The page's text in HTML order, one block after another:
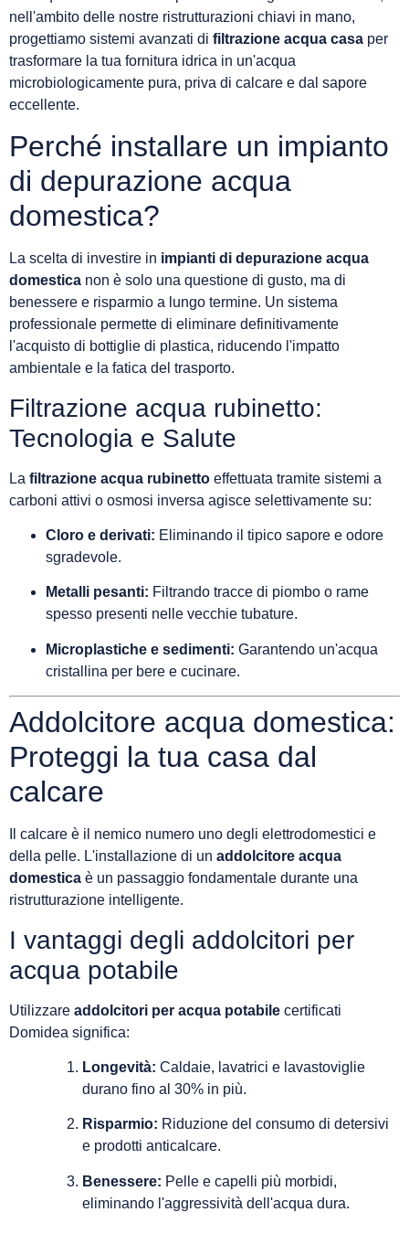
nell'ambito delle nostre ristrutturazioni chiavi in mano,
progettiamo sistemi avanzati di filtrazione acqua casa per
trasformare la tua fornitura idrica in un'acqua
microbiologicamente pura, priva di calcare e dal sapore
eccellente.
Perché installare un impianto
di depurazione acqua
domestica?
La scelta di investire in impianti di depurazione acqua
domestica non è solo una questione di gusto, ma di
benessere e risparmio a lungo termine. Un sistema
professionale permette di eliminare definitivamente
l'acquisto di bottiglie di plastica, riducendo l'impatto
ambientale e la fatica del trasporto.
Filtrazione acqua rubinetto:
Tecnologia e Salute
La filtrazione acqua rubinetto effettuata tramite sistemi a
carboni attivi o osmosi inversa agisce selettivamente su:
Cloro e derivati: Eliminando il tipico sapore e odore
sgradevole.
Metalli pesanti: Filtrando tracce di piombo o rame
spesso presenti nelle vecchie tubature.
Microplastiche e sedimenti: Garantendo un'acqua
cristallina per bere e cucinare.
Addolcitore acqua domestica:
Proteggi la tua casa dal
calcare
Il calcare è il nemico numero uno degli elettrodomestici e
della pelle. L'installazione di un addolcitore acqua
domestica è un passaggio fondamentale durante una
ristrutturazione intelligente.
I vantaggi degli addolcitori per
acqua potabile
Utilizzare addolcitori per acqua potabile certificati
Domidea significa:
Longevità: Caldaie, lavatrici e lavastoviglie
durano fino al 30% in più.
Risparmio: Riduzione del consumo di detersivi
e prodotti anticalcare.
Benessere: Pelle e capelli più morbidi,
eliminando l'aggressività dell'acqua dura.